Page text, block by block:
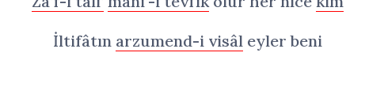
İltifâtın arzumend-i visâl eyler beni